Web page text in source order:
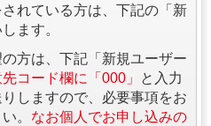
れている方は、下記の「新
ます。
方は、下記「新規ユーザー
コード欄に「000」
と入力
しますので、必要事項をお
。 なお個人でお申し込みの